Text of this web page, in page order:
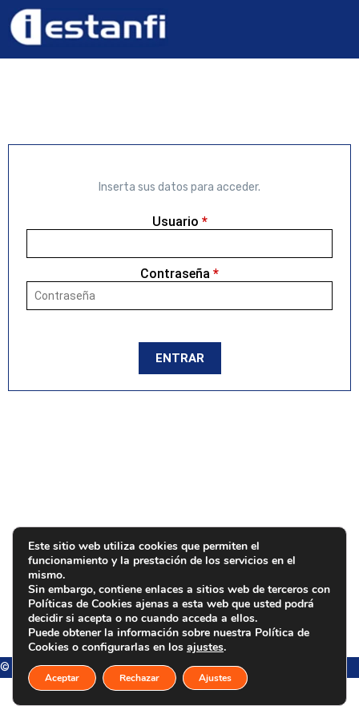
Inserta sus datos para acceder.
Usuario *
Contraseña *
© Estanfi Automoción - 2021 | Todos los derechos reservados.
Este sitio web utiliza cookies que permiten el
funcionamiento y la prestación de los servicios en el
mismo.
Sin embargo, contiene enlaces a sitios web de terceros con
Políticas de Cookies ajenas a esta web que usted podrá
decidir si acepta o no cuando acceda a ellos.
Puede obtener la información sobre nuestra Política de
Cookies o configurarlas en los ajustes.
Aceptar Rechazar Ajustes